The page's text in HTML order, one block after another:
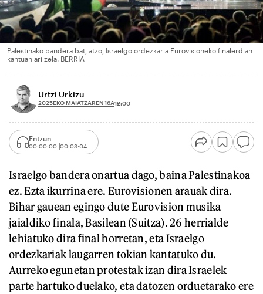
Palestinako bandera bat, atzo, Israelgo ordezkaria Eurovisioneko finalerdian
kantuan ari zela. BERRIA
Urtzi Urkizu
2025EKO MAIATZAREN 16A12:00
Entzun
00:00:00 00:03:04
Israelgo bandera onartua dago, baina Palestinakoa
ez. Ezta ikurrina ere. Eurovisionen arauak dira.
Bihar gauean egingo dute Eurovision musika
jaialdiko finala, Basilean (Suitza). 26 herrialde
lehiatuko dira final horretan, eta Israelgo
ordezkariak laugarren tokian kantatuko du.
Aurreko egunetan protestak izan dira Israelek
parte hartuko duelako, eta datozen orduetarako ere